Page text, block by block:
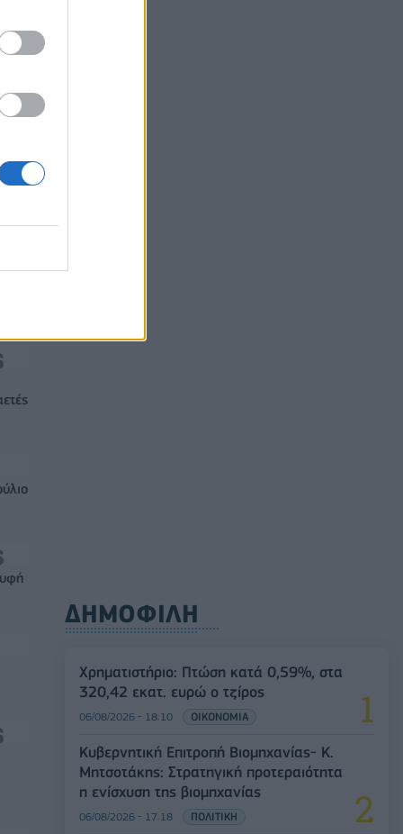
ΔΗΜΟΦΙΛΗ
Χρηματιστήριο: Πτώση κατά 0,59%, στα
320,42 εκατ. ευρώ ο τζίρος
06/08/2026 - 18:10 ΟΙΚΟΝΟΜΙΑ
Κυβερνητική Επιτροπή Βιομηχανίας- Κ.
Μητσοτάκης: Στρατηγική προτεραιότητα
η ενίσχυση της βιομηχανίας
06/08/2026 - 17:18 ΠΟΛΙΤΙΚΗ